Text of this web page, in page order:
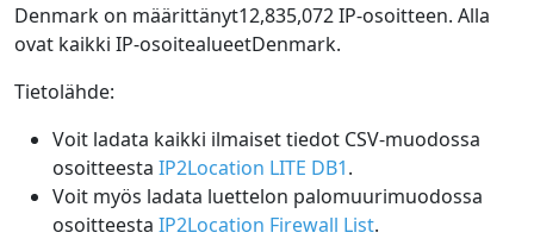
Denmark on määrittänyt12,835,072 IP-osoitteen. Alla
ovat kaikki IP-osoitealueetDenmark.
Tietolähde:
Voit ladata kaikki ilmaiset tiedot CSV-muodossa
osoitteesta IP2Location LITE DB1.
Voit myös ladata luettelon palomuurimuodossa
osoitteesta IP2Location Firewall List.